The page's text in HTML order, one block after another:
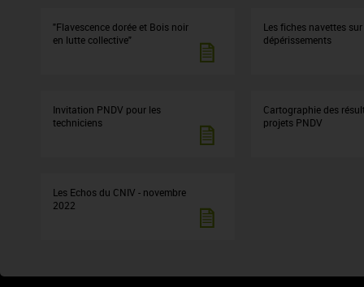
"Flavescence dorée et Bois noir
en lutte collective"
Les fiches navettes
dépérissements
Invitation PNDV pour les
techniciens
Cartographie des
projets PNDV
Les Echos du CNIV - novembre
2022